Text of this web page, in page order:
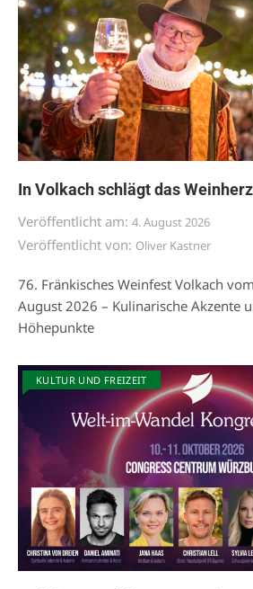
In Volkach schlägt das
Veröffentlicht am: 4. August 2026
Veröffentlicht von: Oliver Kastner
76. Fränkisches Weinfest Volkach
August 2026 – Kulinarische Akzente
Höhepunkte
KULTUR UND FREIZEIT